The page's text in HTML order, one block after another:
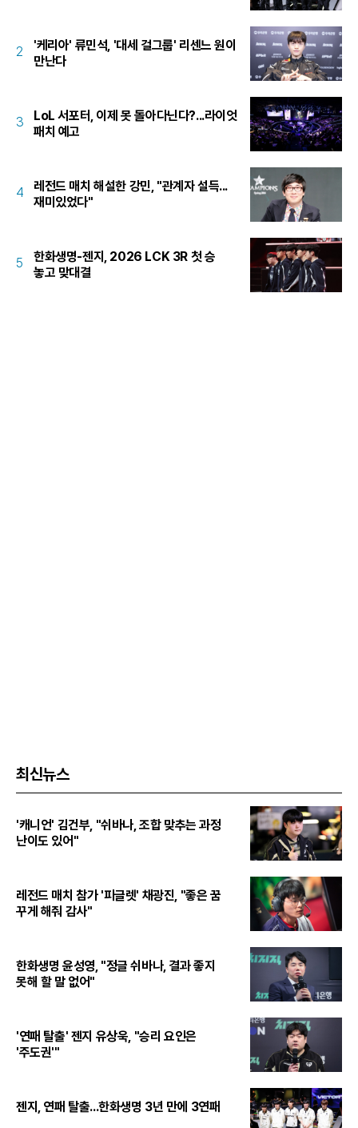
2
'케리아' 류민석, '대세 걸그룹' 리센느 원이
만난다
3
LoL 서포터, 이제 못 돌아다닌다?...라이엇
패치 예고
4
레전드 매치 해설한 강민, "관계자 설득...
재미있었다"
5
한화생명-젠지, 2026 LCK 3R 첫 승
놓고 맞대결
최신뉴스
'캐니언' 김건부, "쉬바나, 조합 맞추는 과정
난이도 있어"
레전드 매치 참가 '피글렛' 채광진, "좋은 꿈
꾸게 해줘 감사"
한화생명 윤성영, "정글 쉬바나, 결과 좋지
못해 할 말 없어"
'연패 탈출' 젠지 유상욱, "승리 요인은
'주도권'"
젠지, 연패 탈출...한화생명 3년 만에 3연패